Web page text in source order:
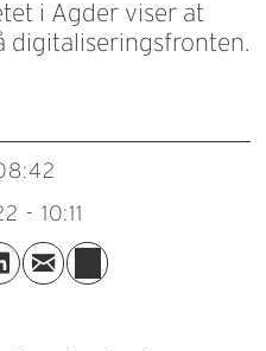
i Agder viser at
digitaliseringsfronten.
- 10:11